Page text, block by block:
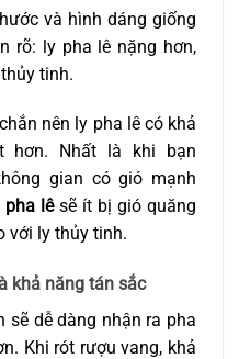
và hình dáng giống
rõ: ly pha lê nặng hơn,
tinh.
nên ly pha lê có khả
hơn. Nhất là khi bạn
gian có gió mạnh
pha lêsẽ ít bị gió quăng
với ly thủy tinh.
khả năng tán sắc
sẽ dễ dàng nhận ra pha
Khi rót rượu vang, khả